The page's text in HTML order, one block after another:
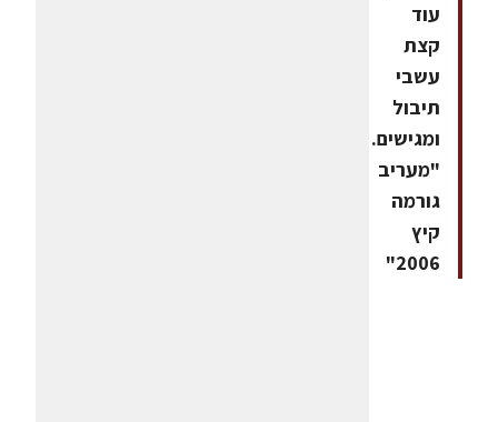
עוד
קצת
עשבי
תיבול
ומגישים.
"מעריב
גורמה
קיץ
2006"